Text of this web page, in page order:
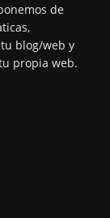
de
blog/web y
propia web.